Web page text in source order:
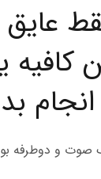
فقط
صوت و دوطرفه